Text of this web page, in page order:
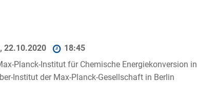
22.10.2020
18:45
Planck-Institut für Chemische Energiekonversion in
Institut der Max-Planck-Gesellschaft in Berlin